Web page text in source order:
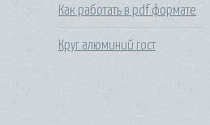
Как работать в pdf формате
Круг алюминий гост